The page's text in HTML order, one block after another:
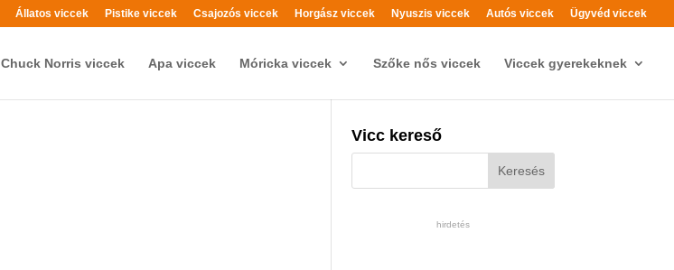
Állatos viccek Pistike viccek Csajozós viccek Horgász viccek Nyuszis viccek Autós viccek Ügyvéd viccek
Chuck Norris viccek Apa viccek Móricka viccek Szőke nős viccek Viccek gyerekeknek
Vicc kereső
hirdetés